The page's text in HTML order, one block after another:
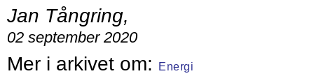
Jan Tångring,
02 september 2020
Energi